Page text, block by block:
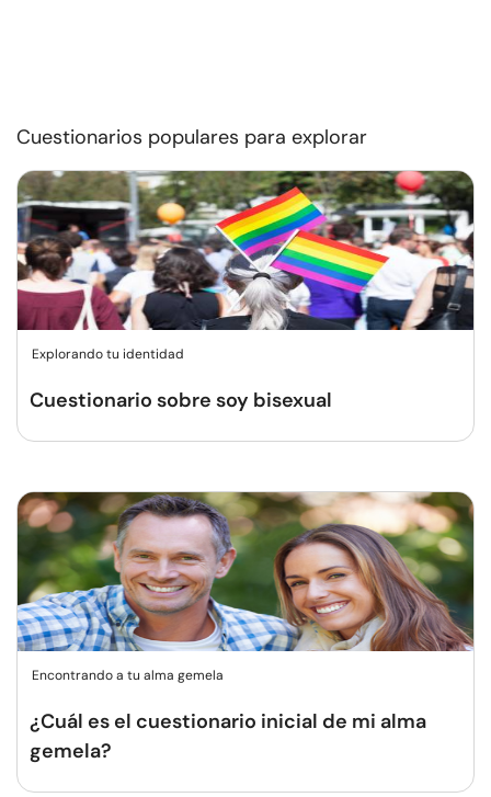
Cuestionarios populares para explorar
Explorando tu identidad
Cuestionario sobre soy bisexual
Encontrando a tu alma gemela
¿Cuál es el cuestionario inicial de mi alma
gemela?